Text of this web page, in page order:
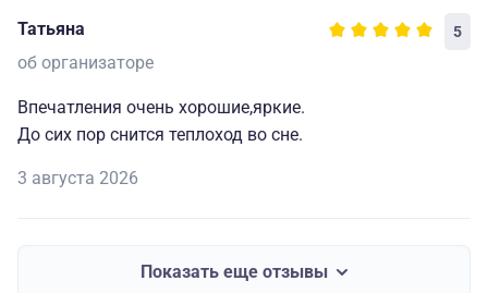
Татьяна 5
об организаторе
Впечатления очень хорошие,яркие.
До сих пор снится теплоход во сне.
3 августа 2026
Показать еще отзывы